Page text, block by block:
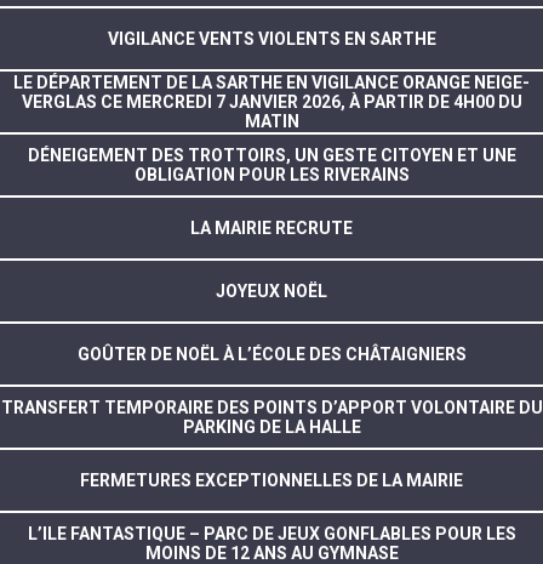
VIGILANCE VENTS VIOLENTS EN SARTHE
LE DÉPARTEMENT DE LA SARTHE EN VIGILANCE ORANGE NEIGE-
VERGLAS CE MERCREDI 7 JANVIER 2026, À PARTIR DE 4H00 DU
MATIN
DÉNEIGEMENT DES TROTTOIRS, UN GESTE CITOYEN ET UNE
OBLIGATION POUR LES RIVERAINS
LA MAIRIE RECRUTE
JOYEUX NOËL
GOÛTER DE NOËL À L’ÉCOLE DES CHÂTAIGNIERS
TRANSFERT TEMPORAIRE DES POINTS D’APPORT VOLONTAIRE DU
PARKING DE LA HALLE
FERMETURES EXCEPTIONNELLES DE LA MAIRIE
L’ILE FANTASTIQUE – PARC DE JEUX GONFLABLES POUR LES
MOINS DE 12 ANS AU GYMNASE